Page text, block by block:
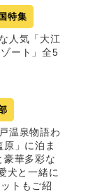
特集
人気「大江
ート」全5
温泉物語わ
」に泊ま
豪華多彩な
犬と一緒に
トもご紹